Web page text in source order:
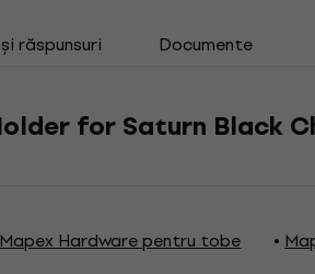
răspunsuri Documente
for Saturn Black
Mapex Hardware pentru tobe